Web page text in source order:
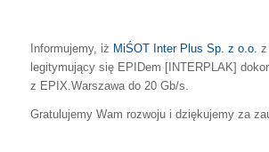
Informujemy, iż MiŚOT Inter Plus Sp. z o.o. z
legitymujący się EPIDem [INTERPLAK]
z EPIX.Warszawa do 20 Gb/s.
Gratulujemy Wam rozwoju i dziękujemy za